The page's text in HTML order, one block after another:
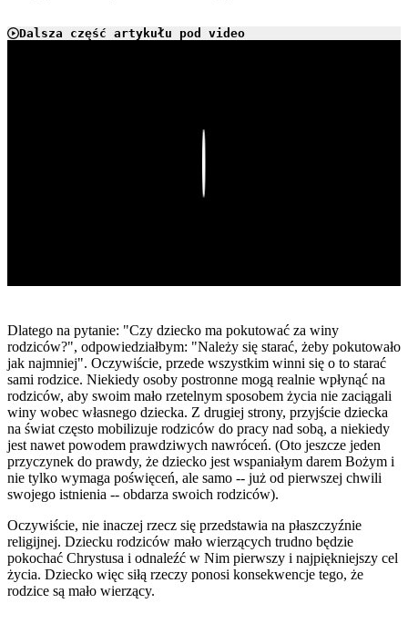
Dalsza część artykułu pod video
Dlatego na pytanie: "Czy dziecko ma pokutować za winy
rodziców?", odpowiedziałbym: "Należy się starać, żeby pokutowało
jak najmniej". Oczywiście, przede wszystkim winni się o to starać
sami rodzice. Niekiedy osoby postronne mogą realnie wpłynąć na
rodziców, aby swoim mało rzetelnym sposobem życia nie zaciągali
winy wobec własnego dziecka. Z drugiej strony, przyjście dziecka
na świat często mobilizuje rodziców do pracy nad sobą, a niekiedy
jest nawet powodem prawdziwych nawróceń. (Oto jeszcze jeden
przyczynek do prawdy, że dziecko jest wspaniałym darem Bożym i
nie tylko wymaga poświęceń, ale samo -- już od pierwszej chwili
swojego istnienia -- obdarza swoich rodziców).
Oczywiście, nie inaczej rzecz się przedstawia na płaszczyźnie
religijnej. Dziecku rodziców mało wierzących trudno będzie
pokochać Chrystusa i odnaleźć w Nim pierwszy i najpiękniejszy cel
życia. Dziecko więc siłą rzeczy ponosi konsekwencje tego, że
rodzice są mało wierzący.